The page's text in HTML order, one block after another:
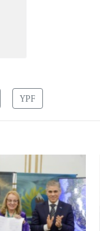
YPF